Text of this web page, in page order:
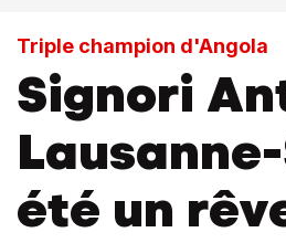
Triple champion d'Angola
Signori
été un